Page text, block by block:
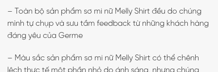
– Toàn bộ sản phẩm sơ mi nữ Melly Shirt đều do chúng
mình tự chụp và sưu tầm feedback từ những khách hàng
đáng yêu của Germe
– Màu sắc sản phẩm sơ mi nữ Melly Shirt có thể chênh
lệch thực tế một phần nhỏ do ánh sáng, nhưng chúng